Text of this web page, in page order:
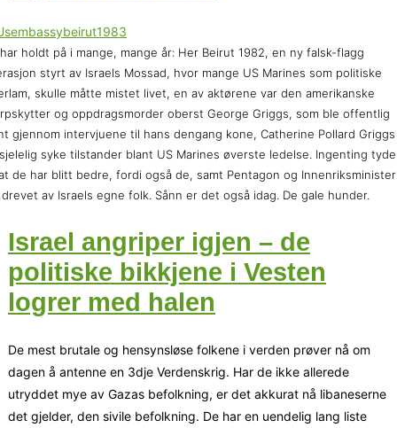
holdt på i mange, mange år: Her Beirut 1982, en ny falsk-flagg
styrt av Israels Mossad, hvor mange US Marines som politiske
skulle måtte mistet livet, en av aktørene var den amerikanske
og oppdragsmorder oberst George Griggs, som ble offentlig
gjennom intervjuene til hans dengang kone, Catherine Pollard
syke tilstander blant US Marines øverste ledelse. Ingenting
de har blitt bedre, fordi også de, samt Pentagon og
av Israels egne folk. Sånn er det også idag. De gale hunder.
Israel angriper igjen – de
politiske bikkjene i Vesten
logrer med halen
De mest brutale og hensynsløse folkene i verden prøver nå om
dagen å antenne en 3dje Verdenskrig. Har de ikke allerede
utryddet mye av Gazas befolkning, er det akkurat nå libaneserne
det gjelder, den sivile befolkning. De har en uendelig lang liste